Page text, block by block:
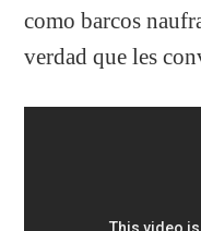
como barcos
verdad que les